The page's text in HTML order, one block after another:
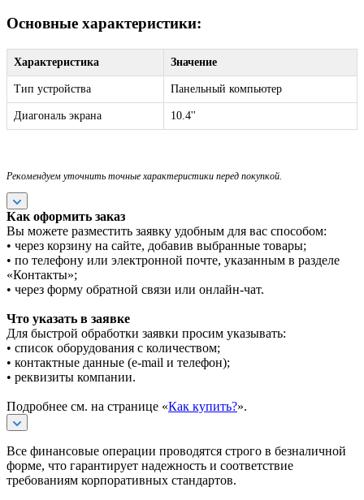
Основные характеристики:
Характеристика Значение
Тип устройства Панельный компьютер
Диагональ экрана 10.4''
Рекомендуем уточнить точные характеристики перед покупкой.
Как оформить заказ
Вы можете разместить заявку удобным для вас способом:
• через корзину на сайте, добавив выбранные товары;
• по телефону или электронной почте, указанным в разделе
«Контакты»;
• через форму обратной связи или онлайн-чат.
Что указать в заявке
Для быстрой обработки заявки просим указывать:
• список оборудования с количеством;
• контактные данные (e-mail и телефон);
• реквизиты компании.
Подробнее см. на странице «Как купить?».
Все финансовые операции проводятся строго в безналичной
форме, что гарантирует надежность и соответствие
требованиям корпоративных стандартов.